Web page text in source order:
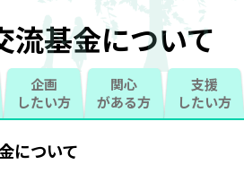
流基金について
企画
したい方
関心
がある方
支援
したい方
について